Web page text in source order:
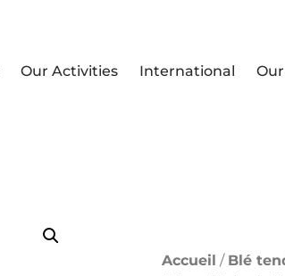
Our Activities International
Accueil / Blé